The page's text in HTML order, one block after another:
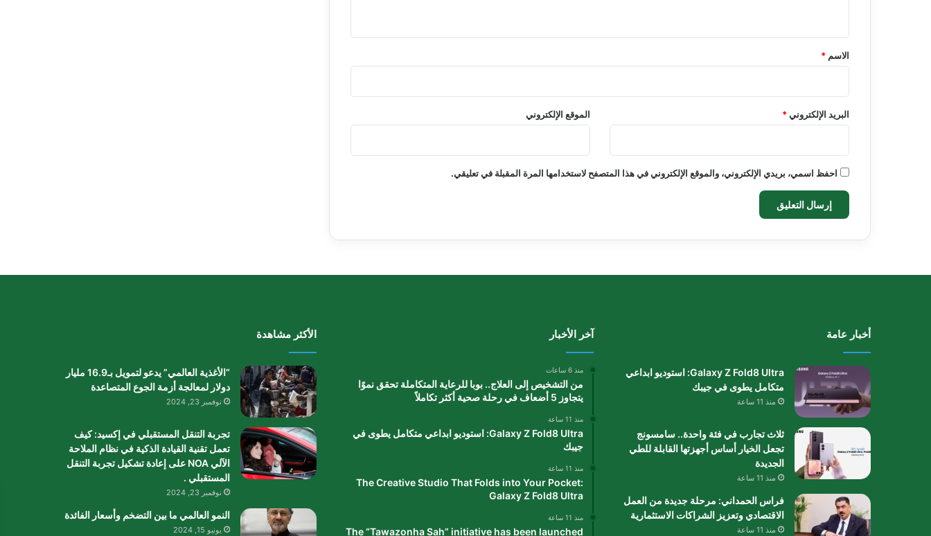
*
الاسم *
البريد الإلكتروني* الموقع الإلكتروني
احفظ اسمي، بريدي الإلكتروني، والموقع الإلكتروني في هذا المتصفح لاستخدامها المرة المقبلة في تعليقي.
أخبار عامة
Galaxy Z Fold8 Ultra: استوديو ابداعي
متكامل يطوى في جيبك
منذ 11 ساعة
ثلاث تجارب في فئة واحدة.. سامسونج
تجعل الخيار أساس أجهزتها القابلة للطي
الجديدة
منذ 11 ساعة
فراس الحمداني: مرحلة جديدة من العمل
الاقتصادي وتعزيز الشراكات الاستثمارية
منذ 11 ساعة
آخر الأخبار
منذ 6 ساعات
من التشخيص إلى العلاج.. بوبا للرعاية المتكاملة تحقق نموًا
يتجاوز 5 أضعاف في رحلة صحية أكثر تكاملاً
منذ 11 ساعة
Galaxy Z Fold8 Ultra: استوديو ابداعي متكامل يطوى في
جيبك
منذ 11 ساعة
The Creative Studio That Folds into Your Pocket:
Galaxy Z Fold8 Ultra
منذ 11 ساعة
The “Tawazonha Sah” initiative has been launched
الأكثر مشاهدة
“الأغذية العالمي” يدعو لتمويل بـ16.9 مليار
دولار لمعالجة أزمة الجوع المتصاعدة
نوفمبر 23, 2024
تجربة التنقل المستقبلي في إكسيد: كيف
تعمل تقنية القيادة الذكية في نظام الملاحة
الآلي NOA على إعادة تشكيل تجربة التنقل
المستقبلي .
نوفمبر 23, 2024
النمو العالمي ما بين التضخم وأسعار الفائدة
يونيو 15, 2024